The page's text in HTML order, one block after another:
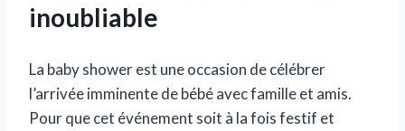
inoubliable
La baby shower est une occasion de célébrer
l’arrivée imminente de bébé avec famille et amis.
Pour que cet événement soit à la fois festif et